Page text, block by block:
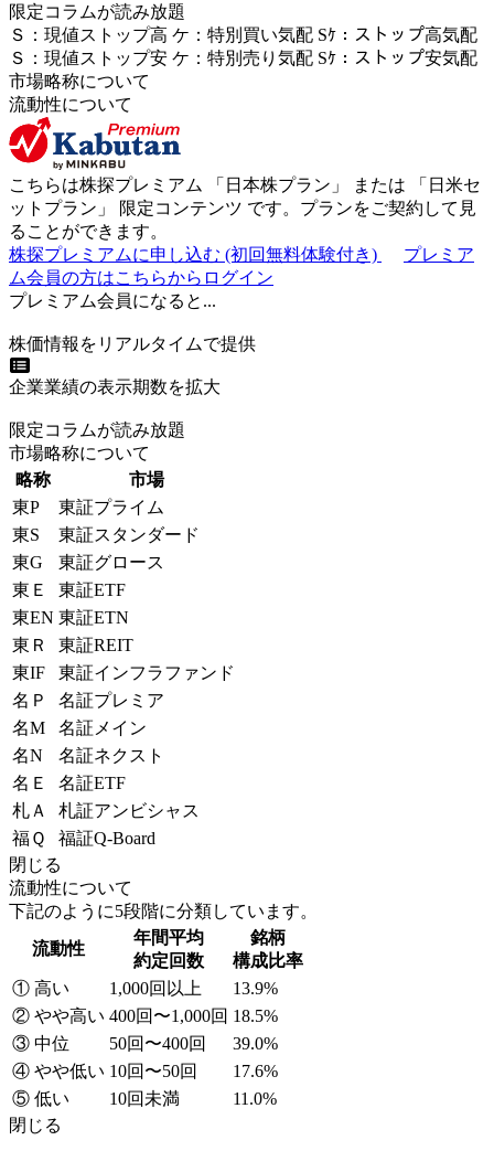
限定コラムが読み放題
Ｓ ： 現値ストップ高 ケ ： 特別買い気配 Sｹ ： ストップ高気配
Ｓ ： 現値ストップ安 ケ ： 特別売 り 気配 Sｹ ： ストップ安気配
市場略称について
流動性について
こちらは株探プレミアム 「 日本株プラン 」 または 「 日米セ
ットプラン 」 限定コンテンツ です。プランをご契約して見
ることができます。
株探プレミアムに申し込む (初回無料体験付き)
プレミア
ム会員の方はこちらからログイン
プレミアム会員になると...
株価情報をリアルタイムで提供
企業業績の表示期数を拡大
限定コラムが読み放題
市場略称について
略称
市場
東P
東証プライム
東S
東証スタンダード
東G
東証グロース
東Ｅ
東証ETF
東EN 東証ETN
東Ｒ
東証REIT
東IF
東証インフラファンド
名Ｐ
名証プレミア
名M
名証メイン
名N
名証ネクスト
名Ｅ
名証ETF
札Ａ
札証アンビシャス
福Ｑ
福証Q-Board
閉じる
流動性について
下記のように5段階に分類しています。
流動性
年間平均
約定回数
銘柄
構成比率
① 高い
1,000回以上
13.9%
② やや高い 400回〜1,000回 18.5%
③ 中位
50回〜400回
39.0%
④ やや低い 10回〜50回
17.6%
⑤ 低い
10回未満
11.0%
閉じる